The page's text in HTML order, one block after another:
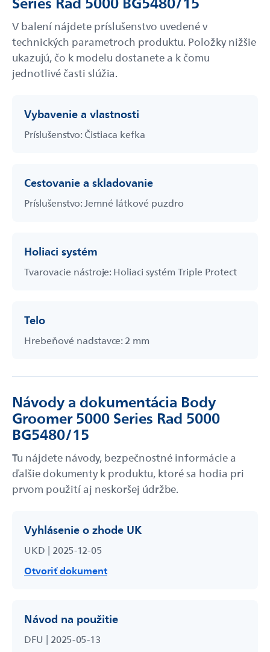
V balení nájdete príslušenstvo uvedené v
technických parametroch produktu. Položky nižšie
ukazujú, čo k modelu dostanete a k čomu
jednotlivé časti slúžia.
Vybavenie a vlastnosti
Príslušenstvo: Čistiaca kefka
Cestovanie a skladovanie
Príslušenstvo: Jemné látkové puzdro
Holiaci systém
Tvarovacie nástroje: Holiaci systém Triple Protect
Telo
Hrebeňové nadstavce: 2 mm
Návody a dokumentácia Body
Groomer 5000 Series Rad 5000
BG5480/15
Tu nájdete návody, bezpečnostné informácie a
ďalšie dokumenty k produktu, ktoré sa hodia pri
prvom použití aj neskoršej údržbe.
Vyhlásenie o zhode UK
UKD | 2025-12-05
Otvoriť dokument
Návod na použitie
DFU | 2025-05-13